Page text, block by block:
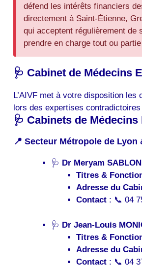
défend les intérêts financiers
directement à Saint-Étienne,
qui acceptent régulièrement
prendre en charge tout ou
🩺 Cabinet de Médecins
L’AIVF met à votre disposition
lors des expertises contradictoires
🩺 Cabinets de
📍 Secteur Métropole de Lyon
🩺 Dr Meryam SABLON
Titres &
Adresse du
Contact: 📞 04
🩺 Dr Jean-Louis
Titres &
Adresse du
Contact: 📞 04